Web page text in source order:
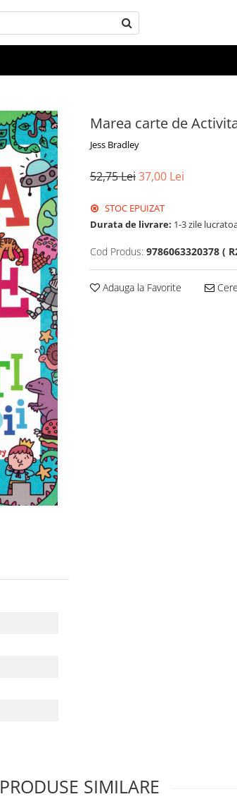
Marea carte de
Jess Bradley
52,75 Lei37,00 Lei
STOC EPUIZAT
Durata de livrare: 1-3 zile
Cod Produs: 9786063320378 (
Adauga la Favorite
PRODUSE SIMILARE